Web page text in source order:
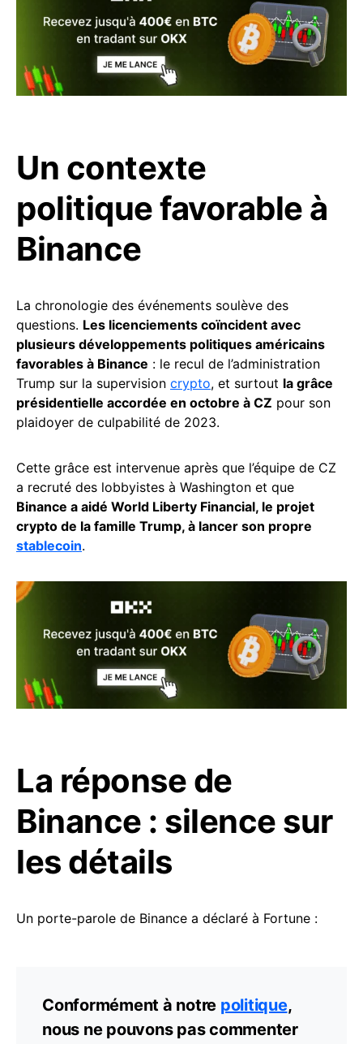
Un contexte
politique favorable à
Binance
La chronologie des événements soulève des
questions. Les licenciements coïncident avec
plusieurs développements politiques américains
favorables à Binance : le recul de l’administration
Trump sur la supervision crypto, et surtout la grâce
présidentielle accordée en octobre à CZ pour son
plaidoyer de culpabilité de 2023.
Cette grâce est intervenue après que l’équipe de CZ
a recruté des lobbyistes à Washington et que
Binance a aidé World Liberty Financial, le projet
crypto de la famille Trump, à lancer son propre
stablecoin.
La réponse de
Binance : silence sur
les détails
Un porte-parole de Binance a déclaré à Fortune :
Conformément à notre politique,
nous ne pouvons pas commenter